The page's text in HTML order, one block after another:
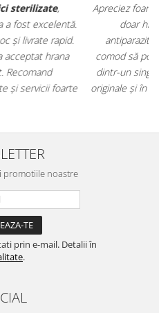
ehranaanimale.rogăsesc nu
dinfarmacia veterinară
de îngrijire. Este foarte
nevoie pentru animalul meu
rapidă, iar produsele au fost
bine organizat și foarte util
de animale.
promotiile noastre
prin e-mail. Detalii în
.